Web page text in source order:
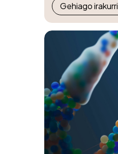
Gehiago irakurri